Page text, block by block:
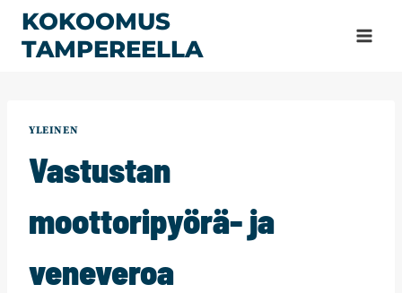
Siirry
sisältöön
KOKOOMUS
TAMPEREELLA
YLEINEN
Vastustan
moottoripyörä- ja
veneveroa